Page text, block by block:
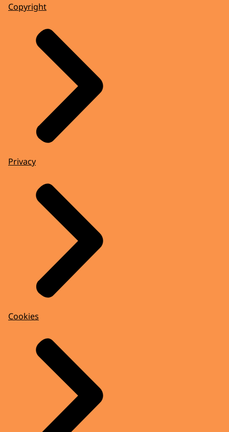
Copyright
Privacy
Cookies